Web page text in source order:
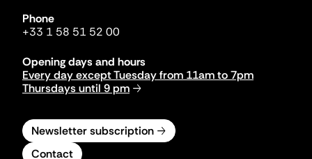
Phone
+33 1 58 51 52 00
Opening days and hours
Every day except Tuesday from 11am to 7pm
Thursdays until 9 pm
Newsletter subscription
Contact